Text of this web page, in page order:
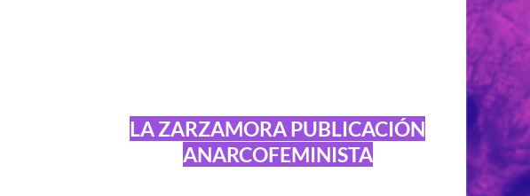
LA ZARZAMORA PUBLICACIÓN
ANARCOFEMINISTA